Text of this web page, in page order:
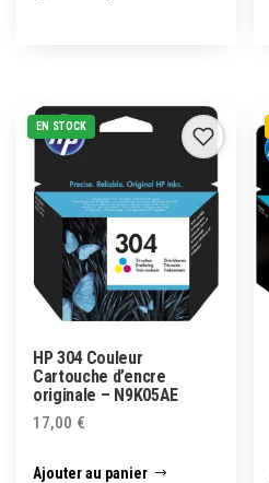
EN STOCK
HP 304 Couleur
Cartouche d’encre
originale – N9K05AE
17,00 €
Ajouter au panier